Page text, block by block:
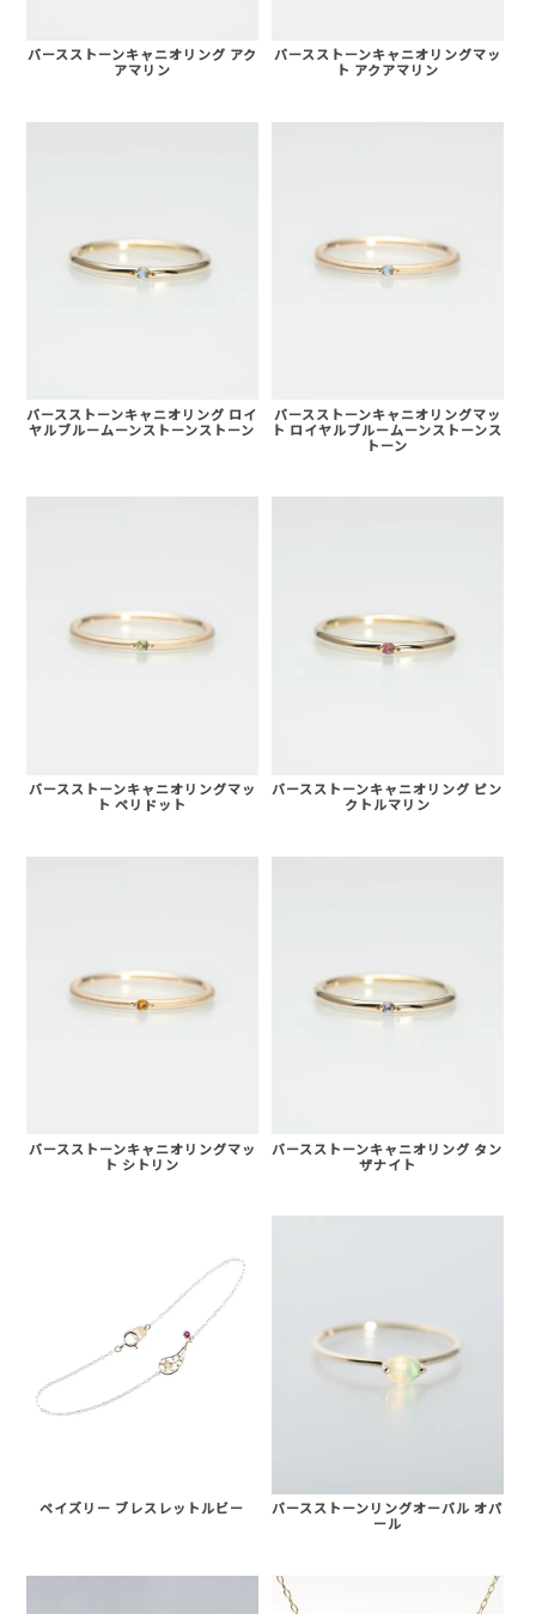
バースストーンキャニオリング アク
アマリン
バースストーンキャニオリングマッ
ト アクアマリン
バースストーンキャニオリング ロイ
ヤルブルームーンストーンストーン
バースストーンキャニオリングマッ
ト ロイヤルブルームーンストーンス
トーン
バースストーンキャニオリングマッ
ト ペリドット
バースストーンキャニオリング ピン
クトルマリン
バースストーンキャニオリングマッ
ト シトリン
バースストーンキャニオリング タン
ザナイト
ペイズリー ブレスレットルビー
バースストーンリングオーバル オパ
ール